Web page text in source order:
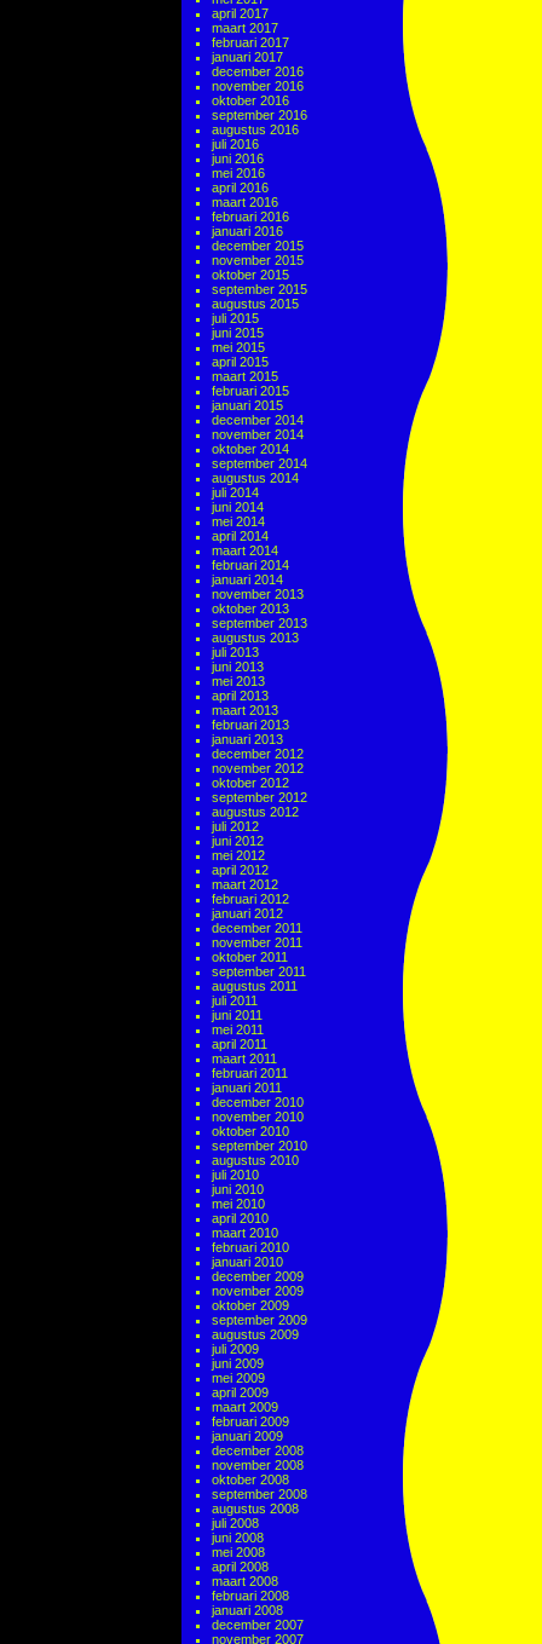
april 2017
maart 2017
februari 2017
januari 2017
december 2016
november 2016
oktober 2016
september 2016
augustus 2016
juli 2016
juni 2016
mei 2016
april 2016
maart 2016
februari 2016
januari 2016
december 2015
november 2015
oktober 2015
september 2015
augustus 2015
juli 2015
juni 2015
mei 2015
april 2015
maart 2015
februari 2015
januari 2015
december 2014
november 2014
oktober 2014
september 2014
augustus 2014
juli 2014
juni 2014
mei 2014
april 2014
maart 2014
februari 2014
januari 2014
november 2013
oktober 2013
september 2013
augustus 2013
juli 2013
juni 2013
mei 2013
april 2013
maart 2013
februari 2013
januari 2013
december 2012
november 2012
oktober 2012
september 2012
augustus 2012
juli 2012
juni 2012
mei 2012
april 2012
maart 2012
februari 2012
januari 2012
december 2011
november 2011
oktober 2011
september 2011
augustus 2011
juli 2011
juni 2011
mei 2011
april 2011
maart 2011
februari 2011
januari 2011
december 2010
november 2010
oktober 2010
september 2010
augustus 2010
juli 2010
juni 2010
mei 2010
april 2010
maart 2010
februari 2010
januari 2010
december 2009
november 2009
oktober 2009
september 2009
augustus 2009
juli 2009
juni 2009
mei 2009
april 2009
maart 2009
februari 2009
januari 2009
december 2008
november 2008
oktober 2008
september 2008
augustus 2008
juli 2008
juni 2008
mei 2008
april 2008
maart 2008
februari 2008
januari 2008
december 2007
november 2007